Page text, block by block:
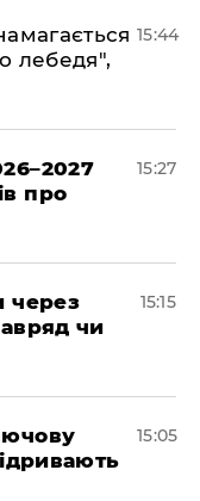
лебедя",
15:44
про
15:27
через
чи
15:15
15:05